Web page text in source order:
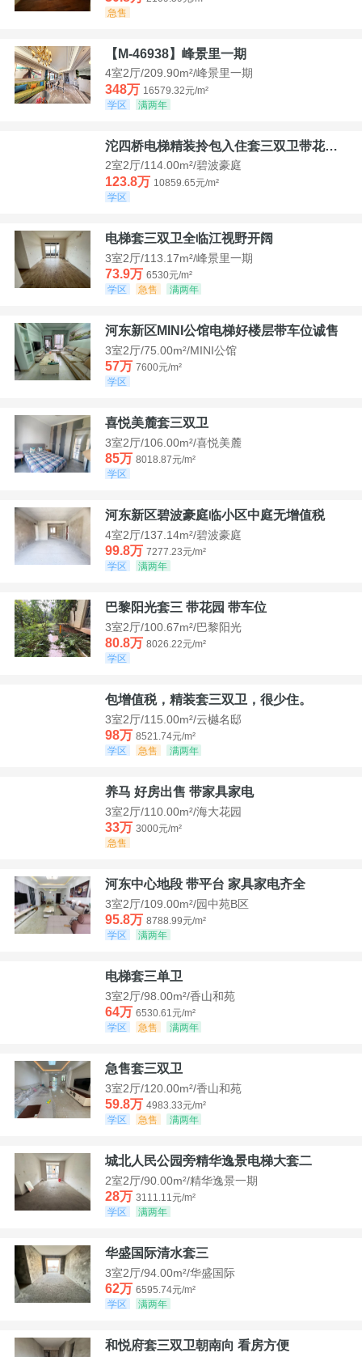
急售
【M-46938】峰景里一期
4室2厅/209.90m²/峰景里一期
348万 16579.32元/m²
学区
满两年
沱四桥电梯精装拎包入住套三双卫带花园40平米带车位
2室2厅/114.00m²/碧波豪庭
123.8万 10859.65元/m²
学区
电梯套三双卫全临江视野开阔
3室2厅/113.17m²/峰景里一期
73.9万 6530元/m²
学区
急售 满两年
河东新区MINI公馆电梯好楼层带车位诚售
3室2厅/75.00m²/MINI公馆
57万 7600元/m²
学区
喜悦美麓套三双卫
3室2厅/106.00m²/喜悦美麓
85万 8018.87元/m²
学区
河东新区碧波豪庭临小区中庭无增值税
4室2厅/137.14m²/碧波豪庭
99.8万 7277.23元/m²
学区
满两年
巴黎阳光套三 带花园 带车位
3室2厅/100.67m²/巴黎阳光
80.8万 8026.22元/m²
学区
包增值税，精装套三双卫，很少住。
3室2厅/115.00m²/云樾名邸
98万 8521.74元/m²
学区
急售 满两年
养马 好房出售 带家具家电
3室2厅/110.00m²/海大花园
33万 3000元/m²
急售
河东中心地段 带平台 家具家电齐全
3室2厅/109.00m²/园中苑B区
95.8万 8788.99元/m²
学区
满两年
电梯套三单卫
3室2厅/98.00m²/香山和苑
64万 6530.61元/m²
学区
急售 满两年
急售套三双卫
3室2厅/120.00m²/香山和苑
59.8万 4983.33元/m²
学区
急售 满两年
城北人民公园旁精华逸景电梯大套二
2室2厅/90.00m²/精华逸景一期
28万 3111.11元/m²
学区
满两年
华盛国际清水套三
3室2厅/94.00m²/华盛国际
62万 6595.74元/m²
学区
满两年
和悦府套三双卫朝南向 看房方便